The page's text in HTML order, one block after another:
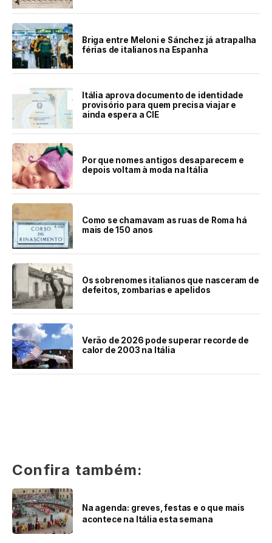
Briga entre Meloni e Sánchez já atrapalha
férias de italianos na Espanha
Itália aprova documento de identidade
provisório para quem precisa viajar e
ainda espera a CIE
Por que nomes antigos desaparecem e
depois voltam à moda na Itália
Como se chamavam as ruas de Roma há
mais de 150 anos
Os sobrenomes italianos que nasceram de
defeitos, zombarias e apelidos
Verão de 2026 pode superar recorde de
calor de 2003 na Itália
Confira também:
Na agenda: greves, festas e o que mais
acontece na Itália esta semana